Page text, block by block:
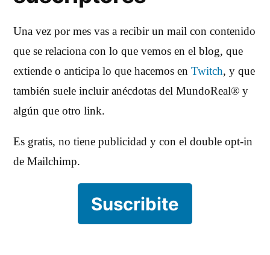
Una vez por mes vas a recibir un mail con contenido
que se relaciona con lo que vemos en el blog, que
extiende o anticipa lo que hacemos en Twitch, y que
también suele incluir anécdotas del MundoReal® y
algún que otro link.
Es gratis, no tiene publicidad y con el double opt-in
de Mailchimp.
Suscribite